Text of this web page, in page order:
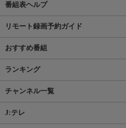
番組表ヘルプ
リモート録画予約ガイド
おすすめ番組
ランキング
チャンネル一覧
J:テレ